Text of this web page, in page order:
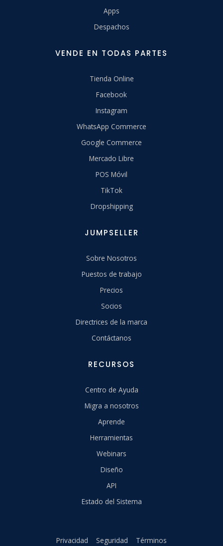
Apps
Despachos
VENDE EN TODAS PARTES
Tienda Online
Facebook
Instagram
WhatsApp Commerce
Google Commerce
Mercado Libre
POS Móvil
TikTok
Dropshipping
JUMPSELLER
Sobre Nosotros
Puestos de trabajo
Precios
Socios
Directrices de la marca
Contáctanos
RECURSOS
Centro de Ayuda
Migra a nosotros
Aprende
Herramientas
Webinars
Diseño
API
Estado del Sistema
Privacidad Seguridad Términos